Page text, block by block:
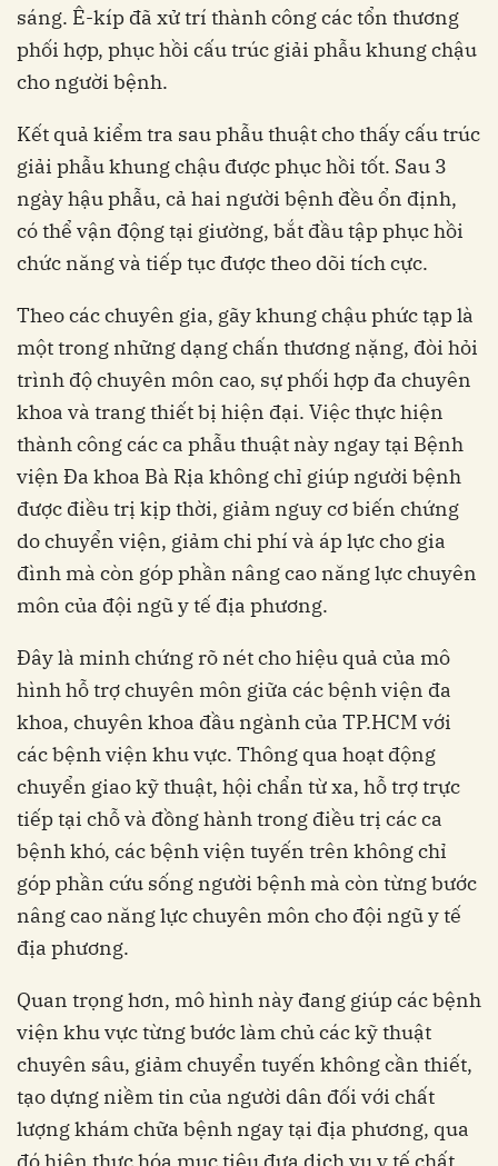
sáng. Ê-kíp đã xử trí thành công các tổn thương
phối hợp, phục hồi cấu trúc giải phẫu khung chậu
cho người bệnh.
Kết quả kiểm tra sau phẫu thuật cho thấy cấu trúc
giải phẫu khung chậu được phục hồi tốt. Sau 3
ngày hậu phẫu, cả hai người bệnh đều ổn định,
có thể vận động tại giường, bắt đầu tập phục hồi
chức năng và tiếp tục được theo dõi tích cực.
Theo các chuyên gia, gãy khung chậu phức tạp là
một trong những dạng chấn thương nặng, đòi hỏi
trình độ chuyên môn cao, sự phối hợp đa chuyên
khoa và trang thiết bị hiện đại. Việc thực hiện
thành công các ca phẫu thuật này ngay tại Bệnh
viện Đa khoa Bà Rịa không chỉ giúp người bệnh
được điều trị kịp thời, giảm nguy cơ biến chứng
do chuyển viện, giảm chi phí và áp lực cho gia
đình mà còn góp phần nâng cao năng lực chuyên
môn của đội ngũ y tế địa phương.
Đây là minh chứng rõ nét cho hiệu quả của mô
hình hỗ trợ chuyên môn giữa các bệnh viện đa
khoa, chuyên khoa đầu ngành của TP.HCM với
các bệnh viện khu vực. Thông qua hoạt động
chuyển giao kỹ thuật, hội chẩn từ xa, hỗ trợ trực
tiếp tại chỗ và đồng hành trong điều trị các ca
bệnh khó, các bệnh viện tuyến trên không chỉ
góp phần cứu sống người bệnh mà còn từng bước
nâng cao năng lực chuyên môn cho đội ngũ y tế
địa phương.
Quan trọng hơn, mô hình này đang giúp các bệnh
viện khu vực từng bước làm chủ các kỹ thuật
chuyên sâu, giảm chuyển tuyến không cần thiết,
tạo dựng niềm tin của người dân đối với chất
lượng khám chữa bệnh ngay tại địa phương, qua